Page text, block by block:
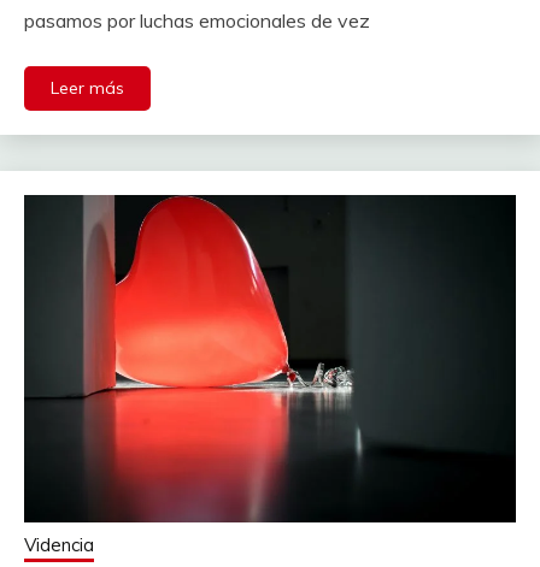
pasamos por luchas emocionales de vez
Leer más
Videncia